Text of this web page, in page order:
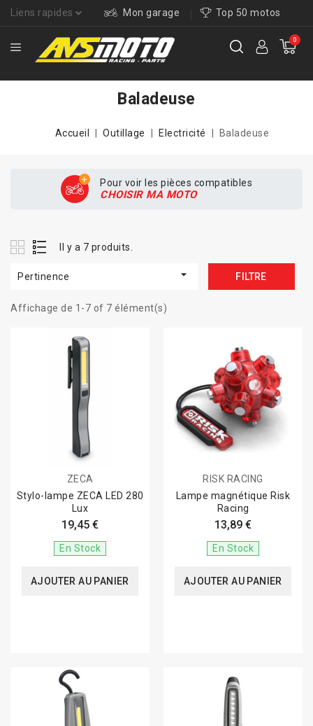
Liens rapides Mon garage Top 50 motos
0
Baladeuse
Accueil Outillage Electricité Baladeuse
Pour voir les pièces compatibles
CHOISIR MA MOTO
Il y a 7 produits.
Pertinence  FILTRE
Affichage de 1-7 of 7 élément(s)
ZECA
Stylo-lampe ZECA LED 280
Lux
19,45 €
En Stock
AJOUTER AU PANIER
RISK RACING
Lampe magnétique Risk
Racing
13,89 €
En Stock
AJOUTER AU PANIER